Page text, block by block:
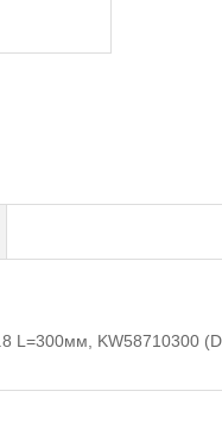
L=300мм, KW58710300